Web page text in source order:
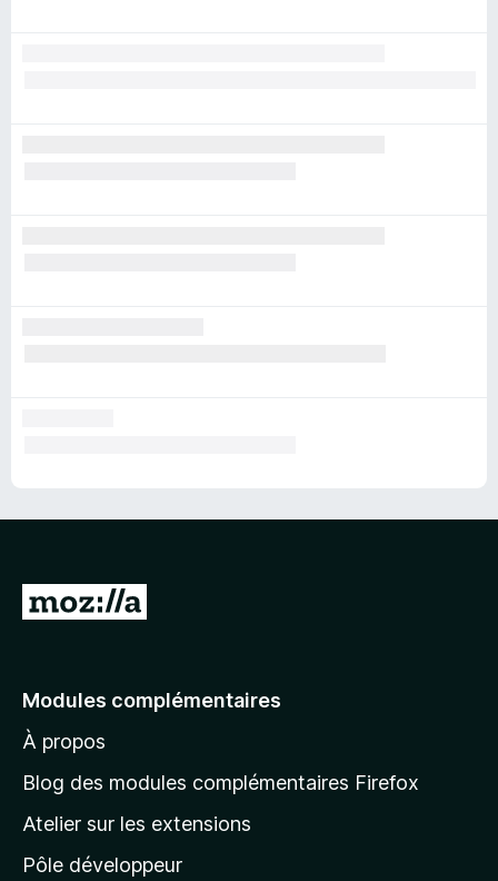
A
e
à
l
p
a
Modules complémentaires
À propos
Blog des modules complémentaires Firefox
Atelier sur les extensions
Pôle développeur